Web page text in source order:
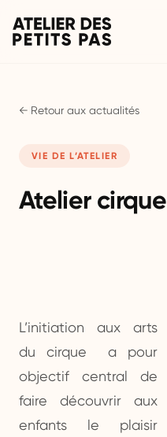
← Retour aux actualités
VIE DE L’ATELIER
Atelier cirque
L’initiation aux arts
du cirque a pour
objectif central de
faire découvrir aux
enfants le plaisir